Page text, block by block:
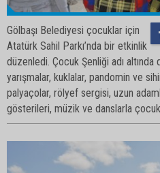
Gölbaşı Belediyesi çocuklar için
Atatürk Sahil Parkı’nda bir etkinlik
düzenledi. Çocuk Şenliği adı
yarışmalar, kuklalar, pandomin ve
palyaçolar, rölyef sergisi, uzun
gösterileri, müzik ve danslarla